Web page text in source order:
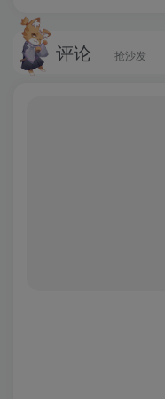
的整合电视、广
评论 抢沙发